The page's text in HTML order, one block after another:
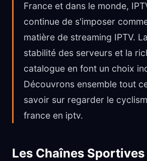
France et dans le monde,
continue de s'imposer
matière de streaming IPTV.
stabilité des serveurs et la
catalogue en font un choix
Découvrons ensemble tout
savoir sur regarder le
france en iptv.
Les Chaînes Sportives